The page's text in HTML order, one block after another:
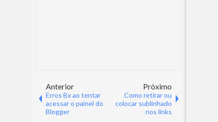
Anterior
Erros Bx ao tentar
acessar o painel do
Blogger
Próximo
Como retirar ou
colocar sublinhado
nos links